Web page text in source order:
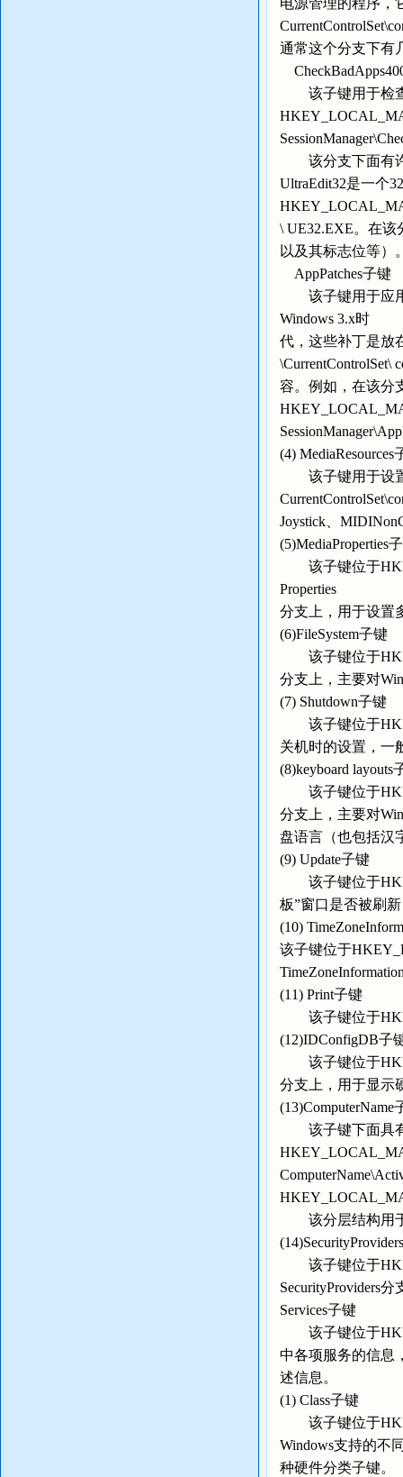
电源管理的程序，
通常这个分支下有
该子键用于检查
该分支下面有许
UltraEdit32是一个
\ UE32.EXE。在该
以及其标志位等）
AppPatches子键
该子键用于应用
Windows 3.x时
代，这些补丁是放
\CurrentControlSet\
容。例如，在该分
(4) MediaResources
该子键用于设置
Joystick、
(5)MediaProperties
该子键位于
Properties
分支上，用于设置
(6)FileSystem子键
该子键位于
分支上，主要对
(7) Shutdown子键
该子键位于
关机时的设置，一
(8)keyboard layouts
该子键位于
分支上，主要对
盘语言（也包括汉
(9) Update子键
该子键位于
板”窗口是否被刷
(10)
该子键位于
(11) Print子键
该子键位于
(12)IDConfigDB子
该子键位于
分支上，用于显示
(13)ComputerName
该子键下面具
该分层结构用于
该子键位于
SecurityProviders
Services子键
该子键位于
中各项服务的信息
述信息。
(1) Class子键
该子键位于
Windows支持的不
种硬件分类子键。